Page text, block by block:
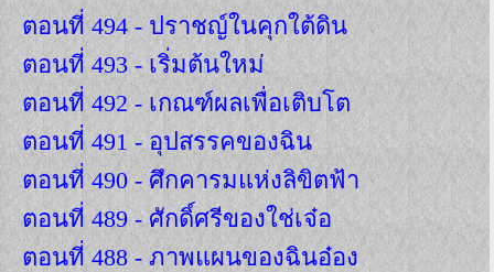
ตอนที่ 494 - ปราชญ์ในคุกใต้ดิน
ตอนที่ 493 - เริ่มต้นใหม่
ตอนที่ 492 - เกณฑ์ผลเพื่อเติบโต
ตอนที่ 491 - อุปสรรคของฉิน
ตอนที่ 490 - ศึกคารมแห่งลิขิตฟ้า
ตอนที่ 489 - ศักดิ์ศรีของใช่เจ๋อ
ตอนที่ 488 - ภาพแผนของฉินอ๋อง